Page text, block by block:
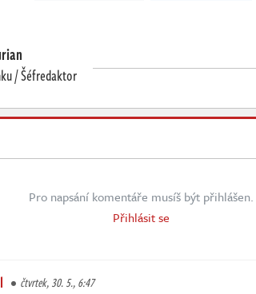
/ Šéfredaktor
Pro napsání komentáře musíš být přihlášen.
Přihlásit se
čtvrtek, 30. 5., 6:47